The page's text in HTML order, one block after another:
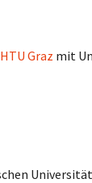
HTU Graz mit